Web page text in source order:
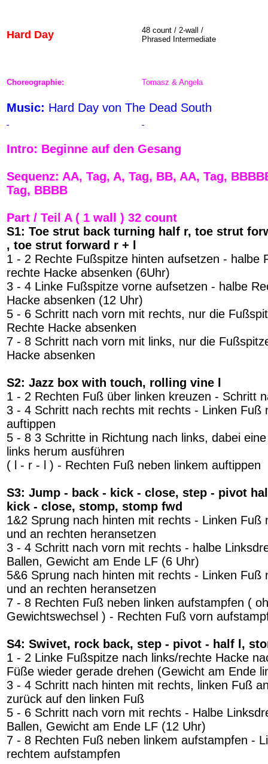
Hard Day 48 count / 2-wall /
Phrased Intermediate
Choreographie: Tomasz & Angela
Music: Hard Day von The Dead South
Intro: Beginne auf den Gesang
Sequenz: AA, Tag, A, Tag, BB, AA, Tag,
Tag, BBBB
Part / Teil A ( 1 wall ) 32 count
S1: Toe strut back turning half r, toe strut
, toe strut forward r + l
1 - 2 Rechte Fußspitze hinten aufsetzen - halbe
rechte Hacke absenken (6Uhr)
3 - 4 Linke Fußspitze vorne aufsetzen - halbe
Hacke absenken (12 Uhr)
5 - 6 Schritt nach vorn mit rechts, nur die
Rechte Hacke absenken
7 - 8 Schritt nach vorn mit links, nur die
Hacke absenken
S2: Jazz box with touch, rolling vine l
1 - 2 Rechten Fuß über linken kreuzen - Schritt
3 - 4 Schritt nach rechts mit rechts - Linken Fuß
auftippen
5 - 8 3 Schritte in Richtung nach links, dabei
links herum ausführen
( l - r - l ) - Rechten Fuß neben linkem auftippen
S3: Jump - back - kick - close, step - pivot
kick - close, stomp, stomp fwd
1&2 Sprung nach hinten mit rechts - Linken Fuß
und an rechten heransetzen
3 - 4 Schritt nach vorn mit rechts - halbe
Ballen, Gewicht am Ende LF (6 Uhr)
5&6 Sprung nach hinten mit rechts - Linken Fuß
und an rechten heransetzen
7 - 8 Rechten Fuß neben linken aufstampfen (
Gewichtswechsel ) - Rechten Fuß vorn
S4: Swivet, rock back, step - pivot - half l,
1 - 2 Linke Fußspitze nach links/rechte Hacke
Füße wieder gerade drehen (Gewicht am Ende
3 - 4 Schritt nach hinten mit rechts, linken Fuß
zurück auf den linken Fuß
5 - 6 Schritt nach vorn mit rechts - Halbe
Ballen, Gewicht am Ende LF (12 Uhr)
7 - 8 Rechten Fuß neben linkem aufstampfen -
rechtem aufstampfen